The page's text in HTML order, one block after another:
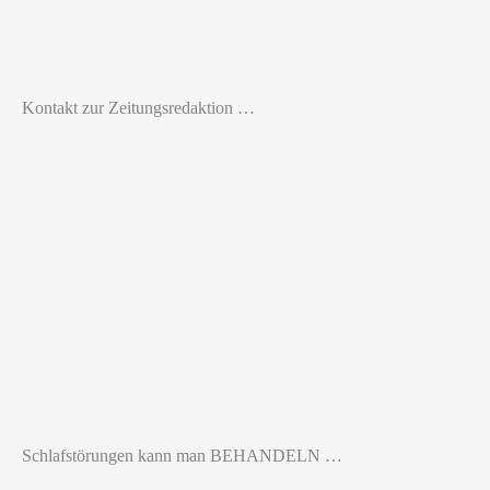
Kontakt zur Zeitungsredaktion …
Schlafstörungen kann man BEHANDELN …